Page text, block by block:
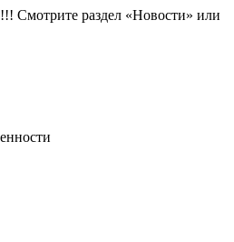
Смотрите раздел «Новости» или